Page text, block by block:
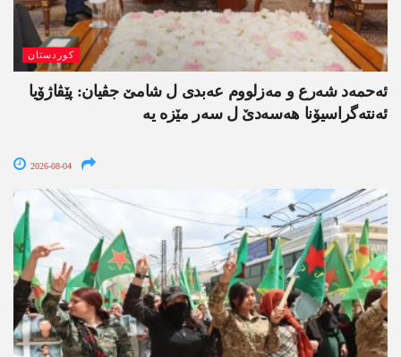
کوردستان
ئەحمەد شەرع و مەزلووم عەبدی ل شامێ جڤیان: پێڤاژۆیا
ئەنتەگراسیۆنا ھەسەدێ ل سەر مێزە یە
2026-08-04